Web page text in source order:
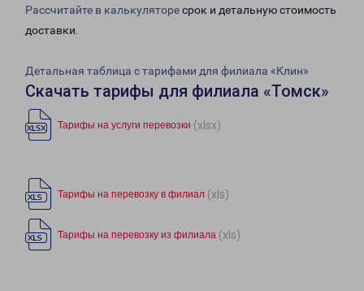
Рассчитайте в калькуляторесрок и детальную стоимость
доставки.
Детальная таблица с тарифами для филиала «Клин»
Скачать тарифы для филиала «Томск»
Тарифы на услуги перевозки (xlsx)
Тарифы на перевозку в филиал (xls)
Тарифы на перевозку из филиала (xls)